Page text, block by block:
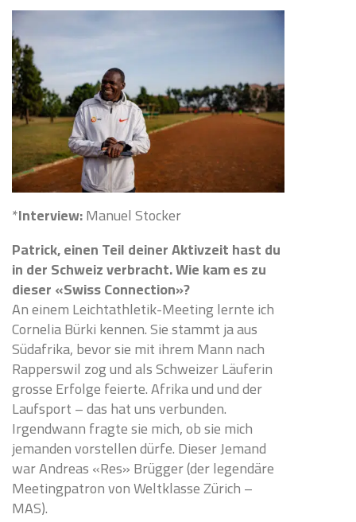
*Interview:Manuel Stocker
Patrick, einen Teil deiner Aktivzeit hast du
in der Schweiz verbracht. Wie kam es zu
dieser «Swiss Connection»?
An einem Leichtathletik-Meeting lernte ich
Cornelia Bürki kennen. Sie stammt ja aus
Südafrika, bevor sie mit ihrem Mann nach
Rapperswil zog und als Schweizer Läuferin
grosse Erfolge feierte. Afrika und und der
Laufsport – das hat uns verbunden.
Irgendwann fragte sie mich, ob sie mich
jemanden vorstellen dürfe. Dieser Jemand
war Andreas «Res» Brügger (der legendäre
Meetingpatron von Weltklasse Zürich –
MAS).